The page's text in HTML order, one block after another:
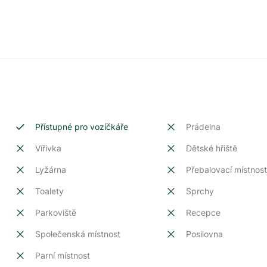
Přístupné pro vozíčkáře Prádelna
Vířivka Dětské hřiště
Lyžárna Přebalovací místnost
Toalety Sprchy
Parkoviště Recepce
Společenská místnost Posilovna
Parní místnost